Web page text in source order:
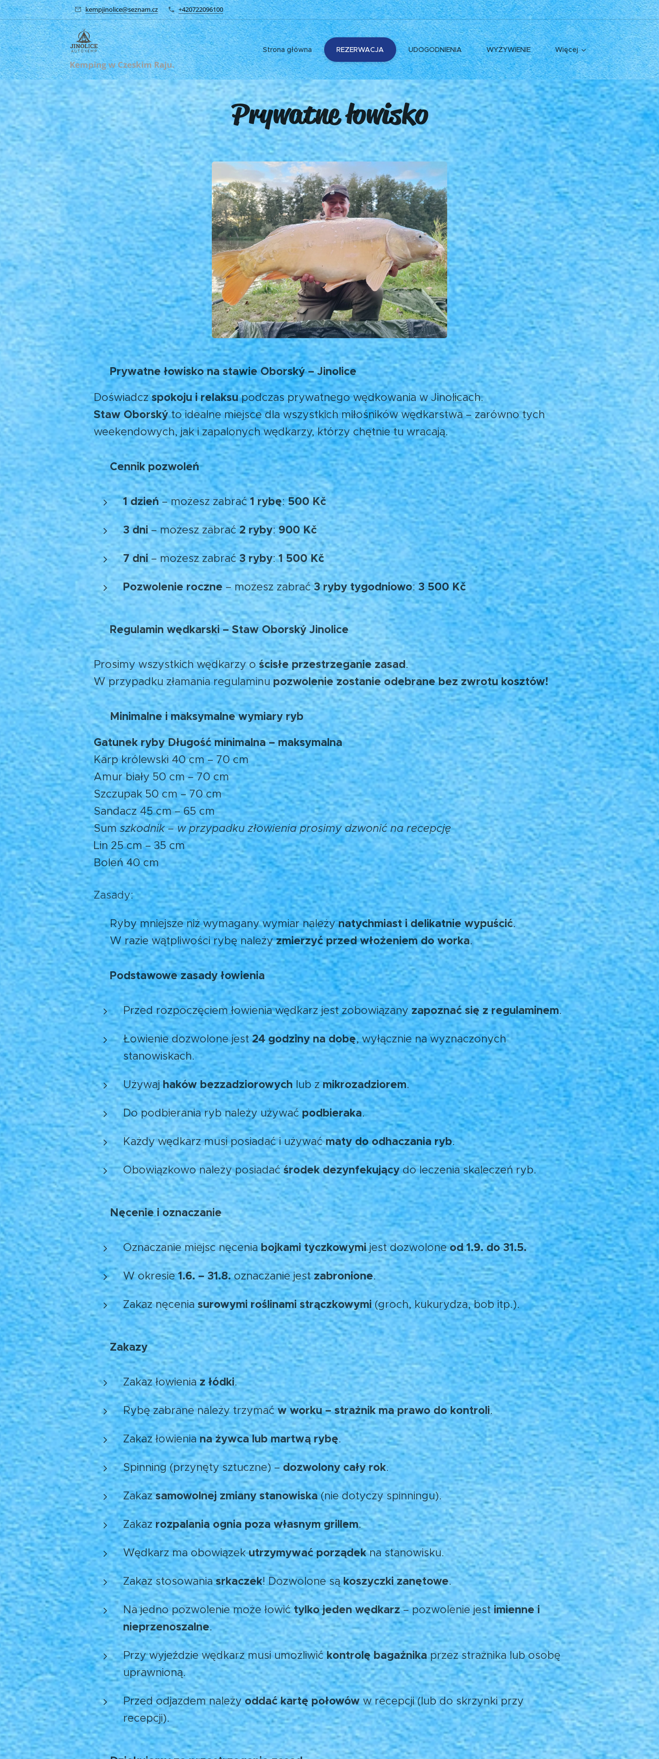
kempjinolice@seznam.cz +420722096100
Kemping w Czeskim Raju.
Strona główna REZERWACJA UDOGODNIENIA WYŻYWIENIE Więcej
Prywatne łowisko
🎣 Prywatne łowisko na stawie Oborský – Jinolice
Doświadczspokoju i relaksupodczas prywatnego wędkowania w Jinolicach.
Staw Oborskýto idealne miejsce dla wszystkich miłośników wędkarstwa – zarówno tych
weekendowych, jak i zapalonych wędkarzy, którzy chętnie tu wracają.
💶Cennik pozwoleń
1 dzień – możesz zabrać1 rybę:500 Kč
3 dni– możesz zabrać2 ryby:900 Kč
7 dni– możesz zabrać3 ryby:1 500 Kč
Pozwolenie roczne – możesz zabrać3 ryby tygodniowo:3 500 Kč
🎣Regulamin wędkarski – Staw Oborský Jinolice
Prosimy wszystkich wędkarzy o ścisłe przestrzeganie zasad.
W przypadku złamania regulaminupozwolenie zostanie odebrane bez zwrotu kosztów!
🐟Minimalne i maksymalne wymiary ryb
Gatunek ryby Długość minimalna – maksymalna
Karp królewski 40 cm – 70 cm
Amur biały 50 cm – 70 cm
Szczupak 50 cm – 70 cm
Sandacz 45 cm – 65 cm
Sum szkodnik – w przypadku złowienia prosimy dzwonić na recepcję
Lin 25 cm – 35 cm
Boleń 40 cm
Zasady:
🔹 Ryby mniejsze niż wymagany wymiar należynatychmiast i delikatnie wypuścić.
🔹 W razie wątpliwości rybę należyzmierzyć przed włożeniem do worka.
📜Podstawowe zasady łowienia
Przed rozpoczęciem łowienia wędkarz jest zobowiązany zapoznać się z regulaminem.
Łowienie dozwolone jest24 godziny na dobę, wyłącznie na wyznaczonych
stanowiskach.
Używaj haków bezzadziorowych lub zmikrozadziorem.
Do podbierania ryb należy używać podbieraka.
Każdy wędkarz musi posiadać i używaćmaty do odhaczania ryb.
Obowiązkowo należy posiadaćśrodek dezynfekującydo leczenia skaleczeń ryb.
📍 Nęcenie i oznaczanie
Oznaczanie miejsc nęcenia bojkami tyczkowymijest dozwoloneod 1.9. do 31.5.
W okresie1.6. – 31.8.oznaczanie jestzabronione.
Zakaz nęcenia surowymi roślinami strączkowymi(groch, kukurydza, bob itp.).
🚫Zakazy
Zakaz łowieniaz łódki.
Rybę zabrane należy trzymać w worku – strażnik ma prawo do kontroli.
Zakaz łowienia na żywca lub martwą rybę.
Spinning (przynęty sztuczne) –dozwolony cały rok.
Zakazsamowolnej zmiany stanowiska(nie dotyczy spinningu).
Zakazrozpalania ognia poza własnym grillem.
Wędkarz ma obowiązekutrzymywać porządekna stanowisku.
Zakaz stosowaniasrkaczek! Dozwolone sąkoszyczki zanętowe.
Na jedno pozwolenie może łowićtylko jeden wędkarz– pozwolenie jestimienne i
nieprzenoszalne.
Przy wyjeździe wędkarz musi umożliwić kontrolę bagażnikaprzez strażnika lub osobę
uprawnioną.
Przed odjazdem należyoddać kartę połowóww recepcji (lub do skrzynki przy
recepcji).